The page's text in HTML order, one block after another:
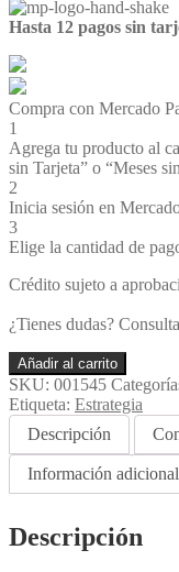
Hasta 12 pagos sin
Compra con Mercado
1
Agrega tu producto al
sin Tarjeta” o “Meses
2
Inicia sesión en
3
Elige la cantidad de
Crédito sujeto a
¿Tienes dudas?
Valparaiso
cantidad
Añadir al carrito
SKU: 001545
Etiqueta: Estrategia
Descripción
Información adicional
Descripción